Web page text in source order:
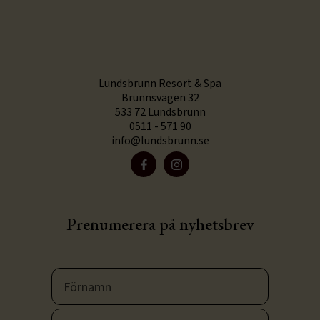
Lundsbrunn Resort & Spa
Brunnsvägen 32
533 72 Lundsbrunn
0511 - 571 90
info@lundsbrunn.se
Prenumerera på nyhetsbrev